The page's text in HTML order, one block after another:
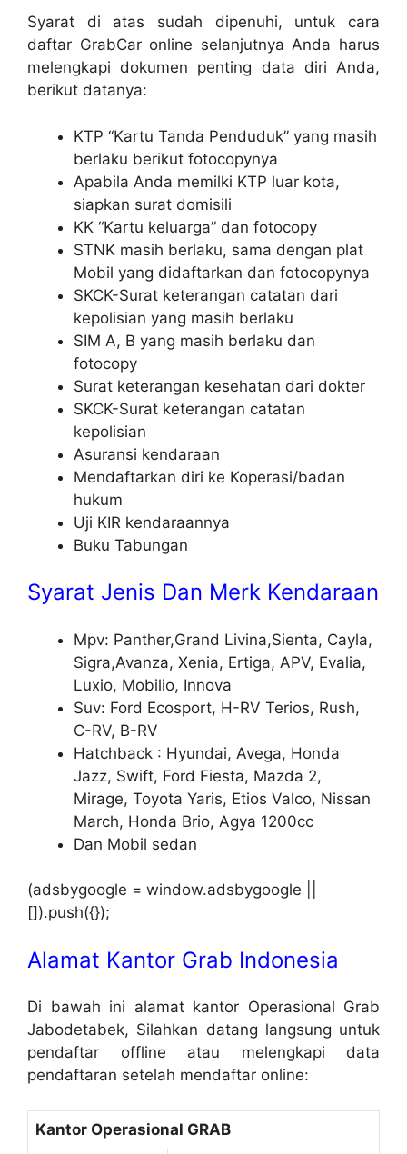
Syarat di atas sudah dipenuhi, untuk cara
daftar GrabCar online selanjutnya Anda harus
melengkapi dokumen penting data diri Anda,
berikut datanya:
KTP “Kartu Tanda Penduduk” yang masih
berlaku berikut fotocopynya
Apabila Anda memilki KTP luar kota,
siapkan surat domisili
KK “Kartu keluarga” dan fotocopy
STNK masih berlaku, sama dengan plat
Mobil yang didaftarkan dan fotocopynya
SKCK-Surat keterangan catatan dari
kepolisian yang masih berlaku
SIM A, B yang masih berlaku dan
fotocopy
Surat keterangan kesehatan dari dokter
SKCK-Surat keterangan catatan
kepolisian
Asuransi kendaraan
Mendaftarkan diri ke Koperasi/badan
hukum
Uji KIR kendaraannya
Buku Tabungan
Syarat Jenis Dan Merk Kendaraan
Mpv: Panther,Grand Livina,Sienta, Cayla,
Sigra,Avanza, Xenia, Ertiga, APV, Evalia,
Luxio, Mobilio, Innova
Suv: Ford Ecosport, H-RV Terios, Rush,
C-RV, B-RV
Hatchback : Hyundai, Avega, Honda
Jazz, Swift, Ford Fiesta, Mazda 2,
Mirage, Toyota Yaris, Etios Valco, Nissan
March, Honda Brio, Agya 1200cc
Dan Mobil sedan
(adsbygoogle = window.adsbygoogle ||
[]).push({});
Alamat Kantor Grab Indonesia
Di bawah ini alamat kantor Operasional Grab
Jabodetabek, Silahkan datang langsung untuk
pendaftar offline atau melengkapi data
pendaftaran setelah mendaftar online:
Kantor Operasional GRAB